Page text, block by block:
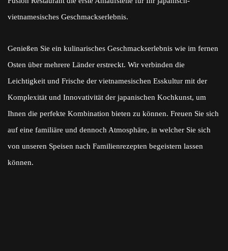
vietnamesisches Geschmackserlebnis.
Genießen Sie ein kulinarisches Geschmackserlebnis wie im fernen
Osten über mehrere Länder erstreckt. Wir verbinden die
Leichtigkeit und Frische der vietnamesischen Esskultur mit der
Komplexität und Innovativität der japanischen Kochkunst, um
Ihnen die perfekte Kombination bieten zu können. Freuen Sie sich
auf eine familiäre und dennoch Atmosphäre, in welcher Sie sich
von unseren Speisen nach Familienrezepten begeistern lassen
können.